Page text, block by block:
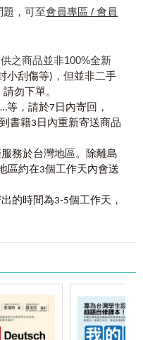
App」內含VRP虛擬點讀
讀筆使用，音檔逐句分
地的西語發音！
從27個字母發音紮實地
後學習各種生活中的常用
語基礎。此外，使用清
陽性標色，讓你在學習
速學會、學好！
、說、讀、寫。全書完全
，讀者不僅可以學會在日
最生活化、最實用的對
題，可至會員專區 / 會員
之商品並非100%全新
小刮傷等) ， 但並非二手
請勿下單。
等，請於7日內寄回 ，
書籍3日內重新寄送商品
服務於台灣地區。除離島
區約在3個工作天內會送
的時間為3-5個工作天，